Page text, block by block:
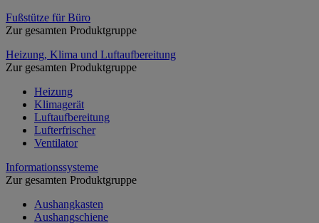
Fußstütze für Büro
Zur gesamten Produktgruppe
Heizung, Klima und Luftaufbereitung
Zur gesamten Produktgruppe
Heizung
Klimagerät
Luftaufbereitung
Lufterfrischer
Ventilator
Informationssysteme
Zur gesamten Produktgruppe
Aushangkasten
Aushangschiene